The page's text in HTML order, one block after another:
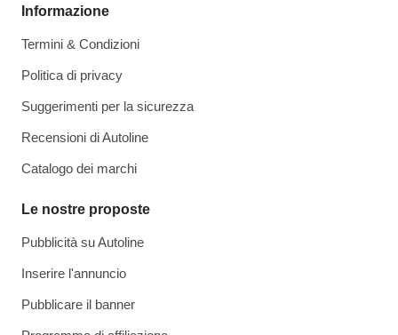
Informazione
Termini & Condizioni
Politica di privacy
Suggerimenti per la sicurezza
Recensioni di Autoline
Catalogo dei marchi
Le nostre proposte
Pubblicità su Autoline
Inserire l'annuncio
Pubblicare il banner